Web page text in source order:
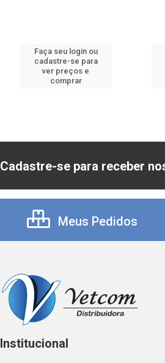
Faça seu login ou
cadastre-se para
ver preços e
comprar
Cadastre-se para receber
Meus Pedidos
Institucional